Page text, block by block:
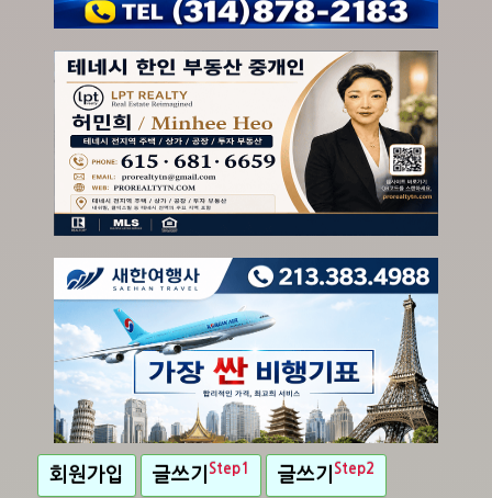
회원가입 글쓰기 Step1 글쓰기 Step2